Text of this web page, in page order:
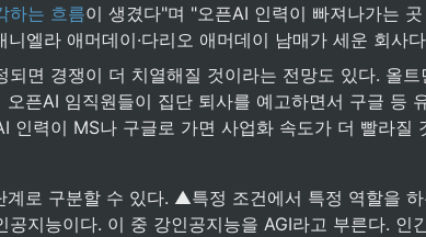
하는 흐름이 생겼다"며 "오픈AI 인력이 빠져나가는
니엘라 애머데이·다리오 애머데이 남매가 세운 회사
되면 경쟁이 더 치열해질 것이라는 전망도 있다. 올
오픈AI 임직원들이 집단 퇴사를 예고하면서 구글 등
인력이 MS나 구글로 가면 사업화 속도가 더 빨라
계로 구분할 수 있다. ▲특정 조건에서 특정 역할을
공지능이다. 이 중 강인공지능을 AGI라고 부른다.